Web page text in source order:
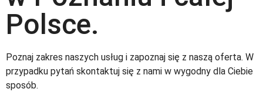
Polsce.
Poznaj zakres naszych usług i zapoznaj się z naszą oferta. W
przypadku pytań skontaktuj się z nami w wygodny dla Ciebie
sposób.